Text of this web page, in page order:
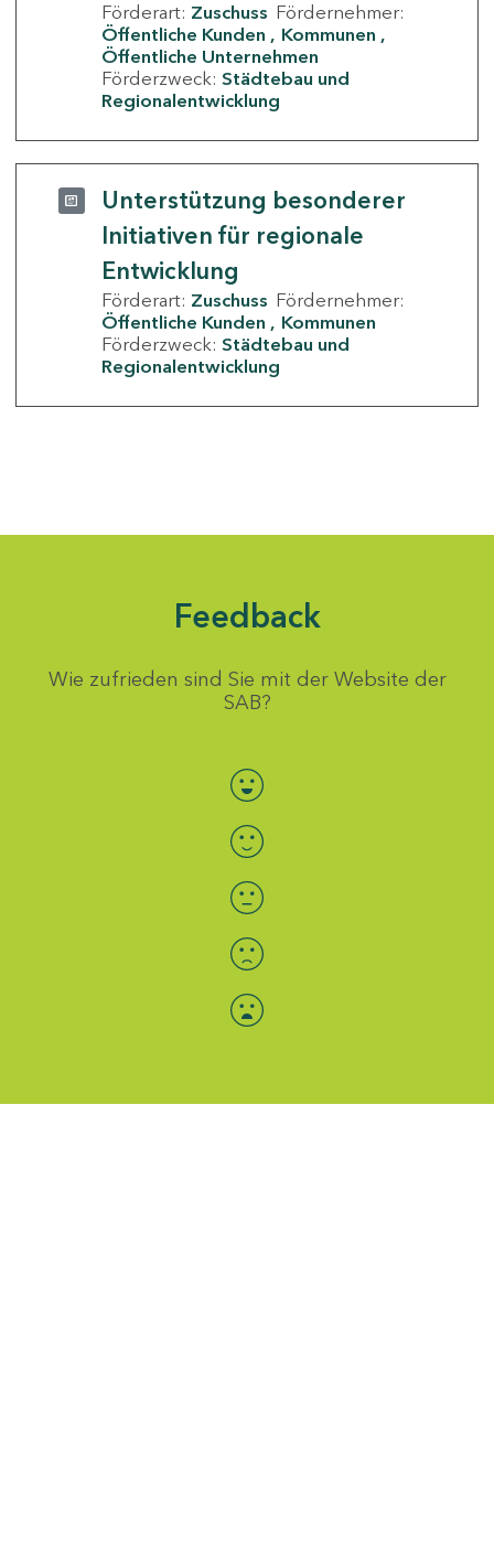
Förderart: Zuschuss Fördernehmer:
Öffentliche Kunden
Kommunen
Öffentliche Unternehmen
Förderzweck: Städtebau und
Regionalentwicklung
Unterstützung besonderer
Initiativen für regionale
Entwicklung
Förderart: Zuschuss Fördernehmer:
Öffentliche Kunden
Kommunen
Förderzweck: Städtebau und
Regionalentwicklung
Feedback
Wie zufrieden sind Sie mit der Website der
SAB?
Bewertung auswählen